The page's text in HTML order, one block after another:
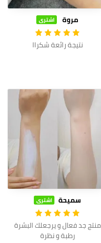
مروة اشترى
نتيجة رائعة شكراا
سميحة اشترى
منتج جد فعال و يرجعلك البشرة
رطبة و نظرة